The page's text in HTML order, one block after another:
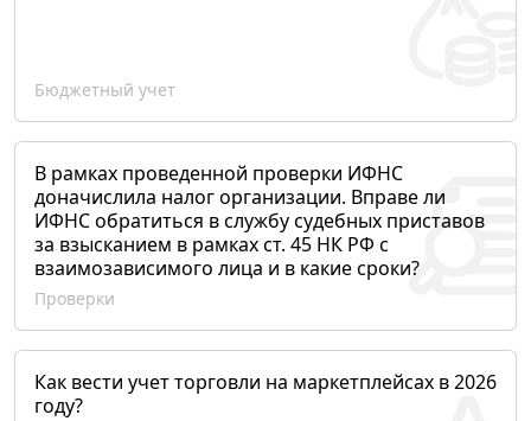
Бюджетный учет
В рамках проведенной проверки ИФНС
доначислила налог организации. Вправе ли
ИФНС обратиться в службу судебных приставов
за взысканием в рамках ст. 45 НК РФ с
взаимозависимого лица и в какие сроки?
Проверки
Как вести учет торговли на маркетплейсах в 2026
году?